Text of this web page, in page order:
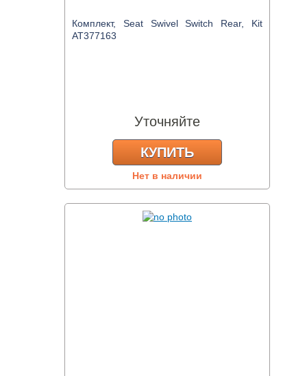
Комплект, Seat Swivel Switch Rear, Kit
AT377163
Уточняйте
КУПИТЬ
Нет в наличии